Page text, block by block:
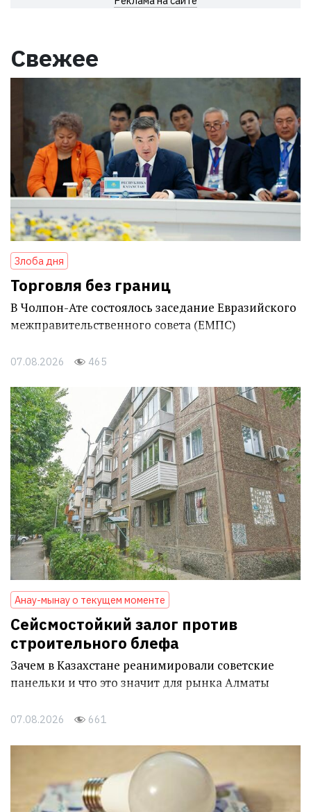
Свежее
Злоба дня
Торговля без границ
В Чолпон-Ате состоялось заседание Евразийского
межправительственного совета (ЕМПС)
07.08.2026 465
Анау-мынау о текущем моменте
Сейсмостойкий залог против
строительного блефа
Зачем в Казахстане реанимировали советские
панельки и что это значит для рынка Алматы
07.08.2026 661